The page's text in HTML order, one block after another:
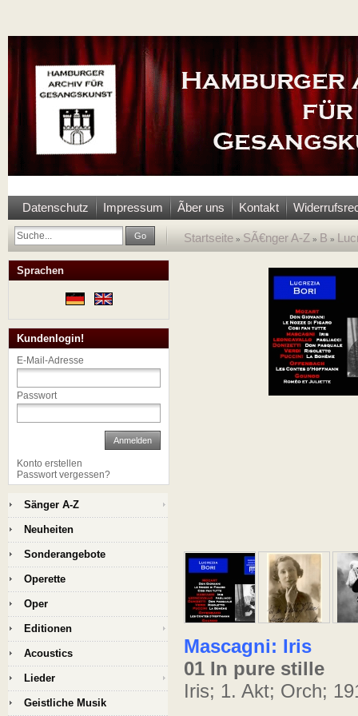
Datenschutz Impressum Ãber uns Kontakt
Go Startseite » SÃ€nger A-Z » B »
Mascagni: Iris
01 In pure stille
Iris; 1. Akt; Orch;
Sprachen
Kundenlogin!
E-Mail-Adresse
Passwort
Anmelden
Konto erstellen
Passwort vergessen?
Sänger A-Z
Neuheiten
Sonderangebote
Operette
Oper
Editionen
Acoustics
Lieder
Geistliche Musik